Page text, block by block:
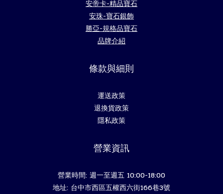
安帝卡-精品寶石
安珠-寶石銀飾
勝亞-規格品寶石
品牌介紹
條款與細則
運送政策
退換貨政策
隱私政策
營業資訊
營業時間: 週一至週五 10:00-18:00
地址: 台中市西區五權西六街166巷3號